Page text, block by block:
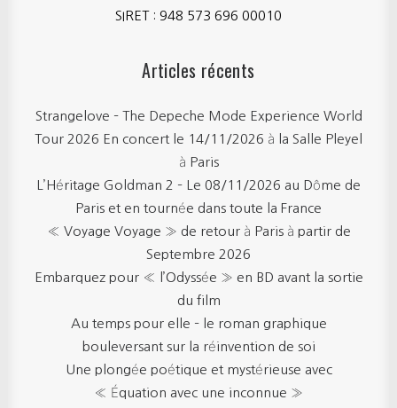
SIRET : 948 573 696 00010
Articles récents
Strangelove – The Depeche Mode Experience World
Tour 2026 En concert le 14/11/2026 à la Salle Pleyel
à Paris
L’Héritage Goldman 2 – Le 08/11/2026 au Dôme de
Paris et en tournée dans toute la France
« Voyage Voyage » de retour à Paris à partir de
Septembre 2026
Embarquez pour « l’Odyssée » en BD avant la sortie
du film
Au temps pour elle – le roman graphique
bouleversant sur la réinvention de soi
Une plongée poétique et mystérieuse avec
« Équation avec une inconnue »